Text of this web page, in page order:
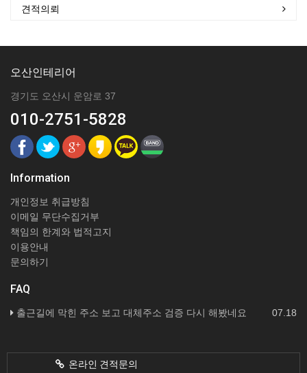
견적의뢰
오산인테리어
경기도 오산시 운암로 37
010-2751-5828
Information
개인정보 취급방침
이메일 무단수집거부
책임의 한계와 법적고지
이용안내
문의하기
FAQ
07.18
출근길에 막힌 주소 보고 대체주소 검증 다시 해봤네요
온라인 견적문의